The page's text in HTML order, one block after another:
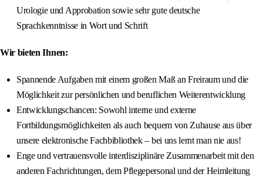
Urologie und Approbation sowie sehr gute deutsche
Sprachkenntnisse in Wort und Schrift
Wir bieten Ihnen:
Spannende Aufgaben mit einem großen Maß an Freiraum und die
Möglichkeit zur persönlichen und beruflichen Weiterentwicklung
Entwicklungschancen: Sowohl interne und externe
Fortbildungsmöglichkeiten als auch bequem von Zuhause aus über
unsere elektronische Fachbibliothek – bei uns lernt man nie aus!
Enge und vertrauensvolle interdisziplinäre Zusammenarbeit mit den
anderen Fachrichtungen, dem Pflegepersonal und der Heimleitung